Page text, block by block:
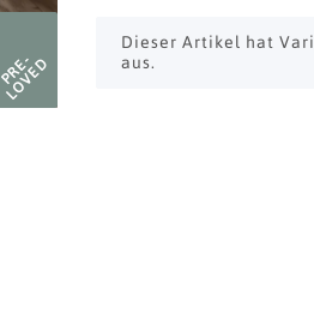
PRE-
LOVED
x
Dieser Artikel hat
aus.